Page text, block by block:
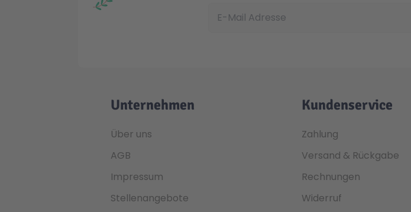
Unternehmen
Über uns
AGB
Impressum
Stellenangebote
Kundenservice
Zahlung
Versand & Rückgabe
Rechnungen
Widerruf